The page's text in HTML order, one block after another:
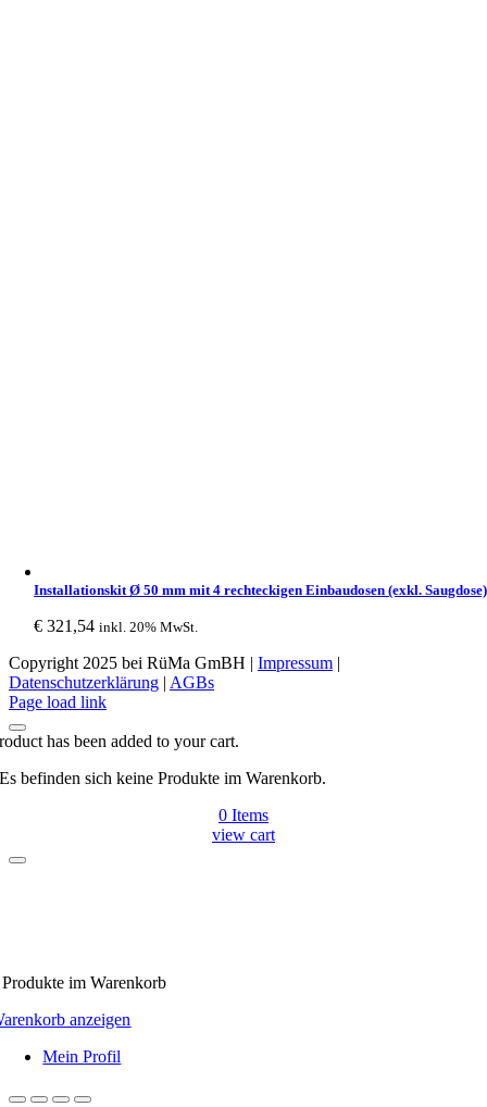
Installationskit Ø 50 mm mit 4 rechteckigen Einbaudosen (exkl. Saugdose)
€ 321,54 inkl. 20% MwSt.
Copyright 2025 bei RüMa GmBH | Impressum |
Datenschutzerklärung | AGBs
Facebook
Page load link
has been added to your cart.
Es befinden sich keine Produkte im Warenkorb.
0 Items
view cart
im Warenkorb
anzeigen
Mein Profil